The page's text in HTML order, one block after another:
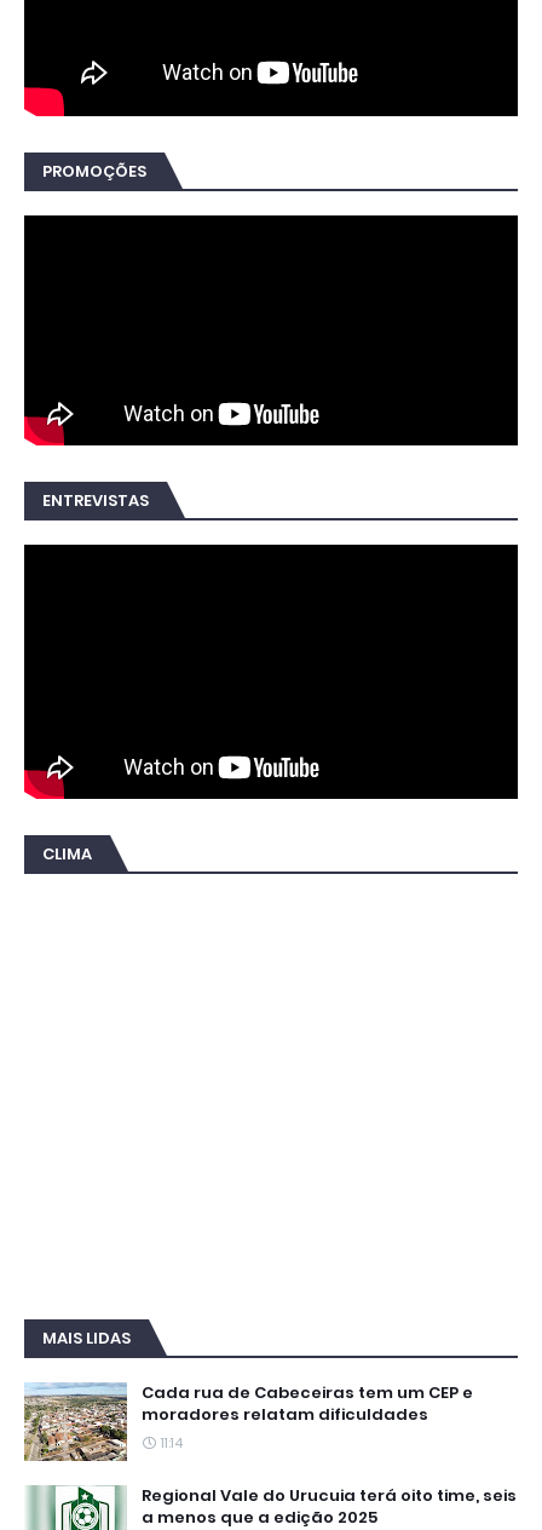
PROMOÇÕES
ENTREVISTAS
CLIMA
MAIS LIDAS
Cada rua de Cabeceiras tem um CEP e
moradores relatam dificuldades
11:14
Regional Vale do Urucuia terá oito time, seis
a menos que a edição 2025